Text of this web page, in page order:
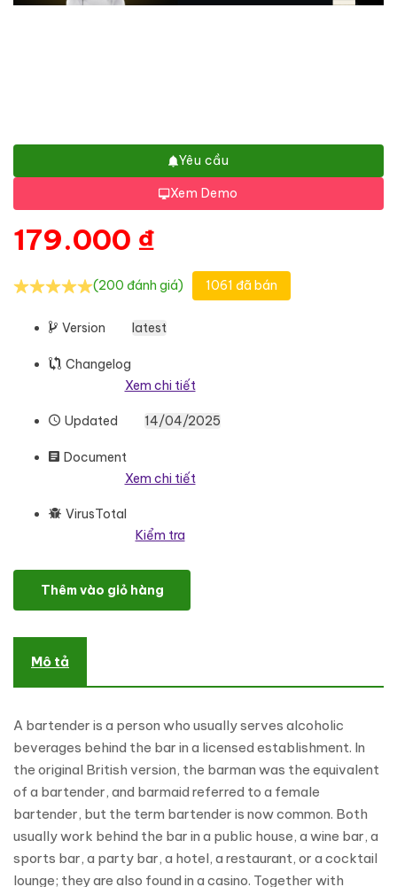
Yêu cầu
Xem Demo
179.000 ₫
(200 đánh giá) 1061 đã bán
Version latest
Changelog
Xem chi tiết
Updated 14/04/2025
Document
Xem chi tiết
VirusTotal
Kiểm tra
Catfod - Bartender Services & Catering Cocktail WordPress
Thêm vào giỏ hàng
Mô tả
A bartender is a person who usually serves alcoholic
beverages behind the bar in a licensed establishment. In
the original British version, the barman was the equivalent
of a bartender, and barmaid referred to a female
bartender, but the term bartender is now common. Both
usually work behind the bar in a public house, a wine bar, a
sports bar, a party bar, a hotel, a restaurant, or a cocktail
lounge; they are also found in a casino. Together with